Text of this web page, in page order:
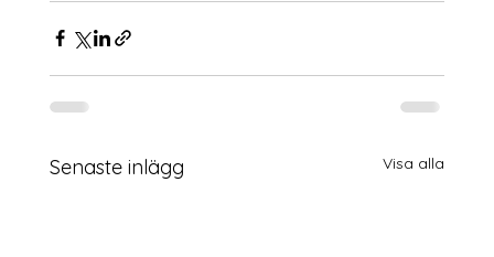
Senaste inlägg Visa alla